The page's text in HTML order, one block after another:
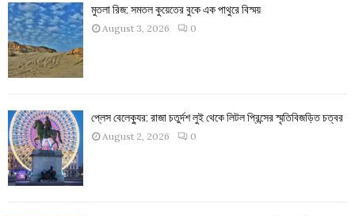
মুতলা রিজ: সমতল কুয়েতের বুকে এক পাথুরে বিস্ময়
August 3, 2026 0
প্লেস বেলেক্যুর: রাজা চতুর্দশ লুই থেকে লিটল প্রিন্সের স্মৃতিবিজড়িত চত্বর
August 2, 2026 0